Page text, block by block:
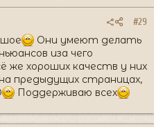
#29
Они умеют делать
иза чего
же хороших качеств у них
предыдущих страницах,
Поддерживаю всех